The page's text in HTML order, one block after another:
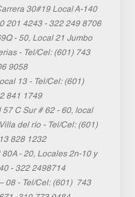
30#19 Local A-140
201 4243 - 322 249 8706
- 50, Local 21 Jumbo
- Tel/Cel: (601) 743
9058
13 - Tel/Cel: (601)
841 1749
57 C Sur # 62 - 60, local
del río - Tel/Cel: (601)
828 1232
80A - 20, Locales 2n-10 y
- 322 2498714
08 - Tel/Cel: (601) 743